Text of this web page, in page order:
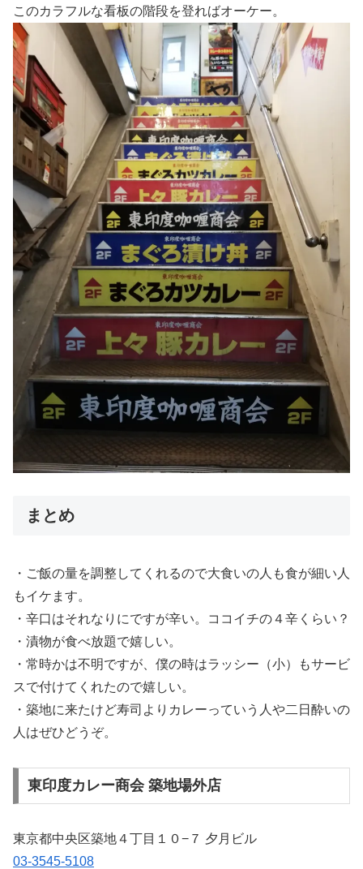
このカラフルな看板の階段を登ればオーケー。
まとめ
・ご飯の量を調整してくれるので大食いの人も食が細い人
もイケます。
・辛口はそれなりにですが辛い。ココイチの４辛くらい？
・漬物が食べ放題で嬉しい。
・常時かは不明ですが、僕の時はラッシー（小）もサービ
スで付けてくれたので嬉しい。
・築地に来たけど寿司よりカレーっていう人や二日酔いの
人はぜひどうぞ。
東印度カレー商会 築地場外店
東京都中央区築地４丁目１０−７ 夕月ビル
03-3545-5108